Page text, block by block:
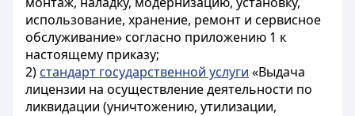
использование, хранение, ремонт и сервисное
обслуживание» согласно приложению 1 к
настоящему приказу;
2) стандарт государственной услуги «Выдача
лицензии на осуществление деятельности по
ликвидации (уничтожению, утилизации,